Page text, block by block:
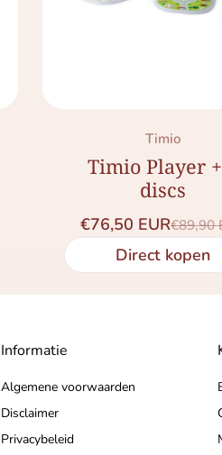
Merk:
Timio
Timio Player
discs
€76,50 EUR€89,90
Direct kopen
Informatie
Algemene voorwaarden
Disclaimer
Privacybeleid